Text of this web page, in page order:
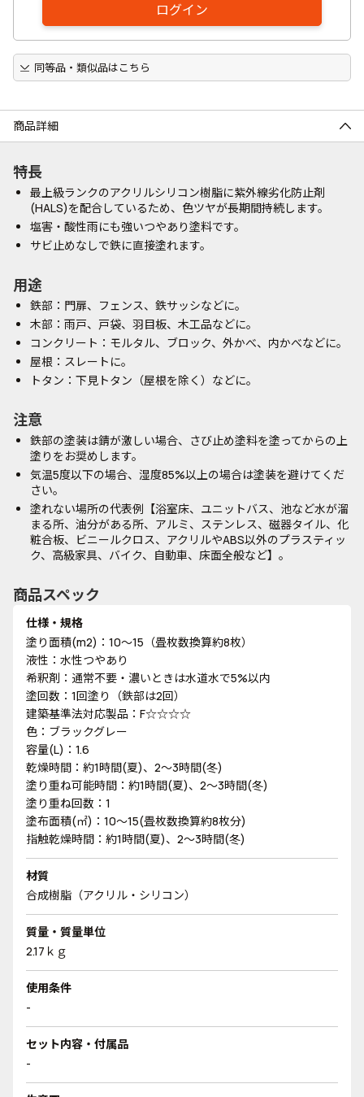
ログイン
同等品・類似品はこちら
商品詳細
特長
最上級ランクのアクリルシリコン樹脂に紫外線劣化防止剤
(HALS)を配合しているため、色ツヤが長期間持続します。
塩害・酸性雨にも強いつやあり塗料です。
サビ止めなしで鉄に直接塗れます。
用途
鉄部：門扉、フェンス、鉄サッシなどに。
木部：雨戸、戸袋、羽目板、木工品などに。
コンクリート：モルタル、ブロック、外かべ、内かべなどに。
屋根：スレートに。
トタン：下見トタン（屋根を除く）などに。
注意
鉄部の塗装は錆が激しい場合、さび止め塗料を塗ってからの上
塗りをお奨めします。
気温5度以下の場合、湿度85%以上の場合は塗装を避けてくだ
さい。
塗れない場所の代表例【浴室床、ユニットバス、池など水が溜
まる所、油分がある所、アルミ、ステンレス、磁器タイル、化
粧合板、ビニールクロス、アクリルやABS以外のプラスティッ
ク、高級家具、バイク、自動車、床面全般など】。
商品スペック
仕様・規格
塗り面積(m2)：10～15（畳枚数換算約8枚）
液性：水性つやあり
希釈剤：通常不要・濃いときは水道水で5%以内
塗回数：1回塗り（鉄部は2回）
建築基準法対応製品：F☆☆☆☆
色：ブラックグレー
容量(L)：1.6
乾燥時間：約1時間(夏)、2～3時間(冬)
塗り重ね可能時間：約1時間(夏)、2～3時間(冬)
塗り重ね回数：1
塗布面積(㎡)：10～15(畳枚数換算約8枚分)
指触乾燥時間：約1時間(夏)、2～3時間(冬)
材質
合成樹脂（アクリル・シリコン）
質量・質量単位
2.17ｋｇ
使用条件
-
セット内容・付属品
-